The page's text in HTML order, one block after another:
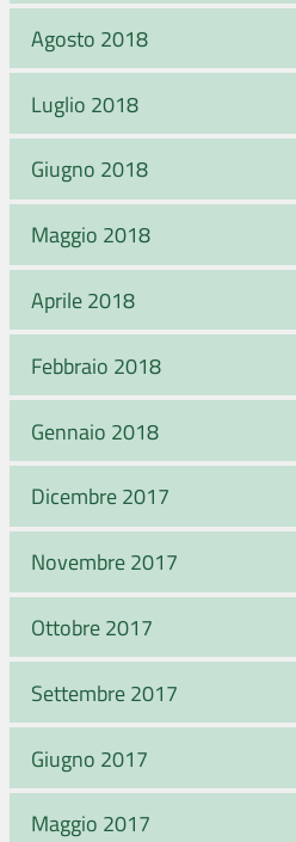
Agosto 2018
Luglio 2018
Giugno 2018
Maggio 2018
Aprile 2018
Febbraio 2018
Gennaio 2018
Dicembre 2017
Novembre 2017
Ottobre 2017
Settembre 2017
Giugno 2017
Maggio 2017